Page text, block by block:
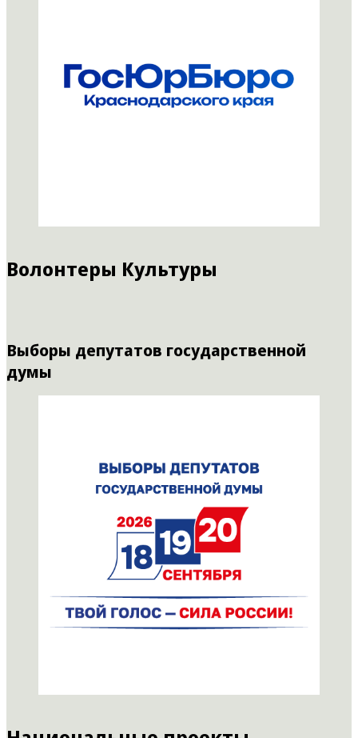
Волонтеры Культуры
Выборы депутатов государственной
думы